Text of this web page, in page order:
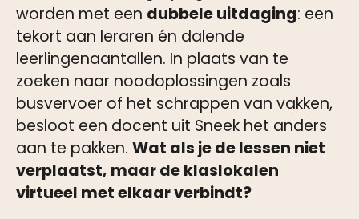
worden met een dubbele uitdaging: een
tekort aan leraren én dalende
leerlingenaantallen. In plaats van te
zoeken naar noodoplossingen zoals
busvervoer of het schrappen van vakken,
besloot een docent uit Sneek het anders
aan te pakken. Wat als je de lessen niet
verplaatst, maar de klaslokalen
virtueel met elkaar verbindt?